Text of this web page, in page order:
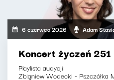
6 czerwca 2026 Adam
Koncert życzeń 251
Playlista audycji:
Zbigniew Wodecki - Pszczółka